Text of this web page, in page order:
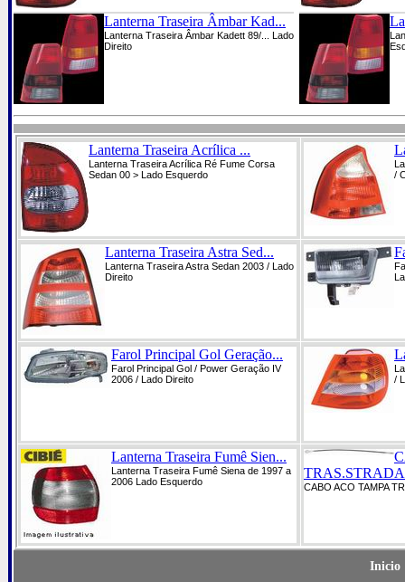
Lanterna Traseira Âmbar Kad...
Lanterna Traseira Âmbar Kadett 89/... Lado
Direito
Lanterna Traseira Acrílica ...
Lanterna Traseira Acrílica Ré Fume Corsa
Sedan 00 > Lado Esquerdo
/
Lanterna Traseira Astra Sed...
Lanterna Traseira Astra Sedan 2003 / Lado
Direito
Farol Principal Gol Geração...
Farol Principal Gol / Power Geração IV
2006 / Lado Direito
/
Lanterna Traseira Fumê Sien...
Lanterna Traseira Fumê Siena de 1997 a
2006 Lado Esquerdo
TRAS.STRADA
CABO ACO TAMPA
Inicio